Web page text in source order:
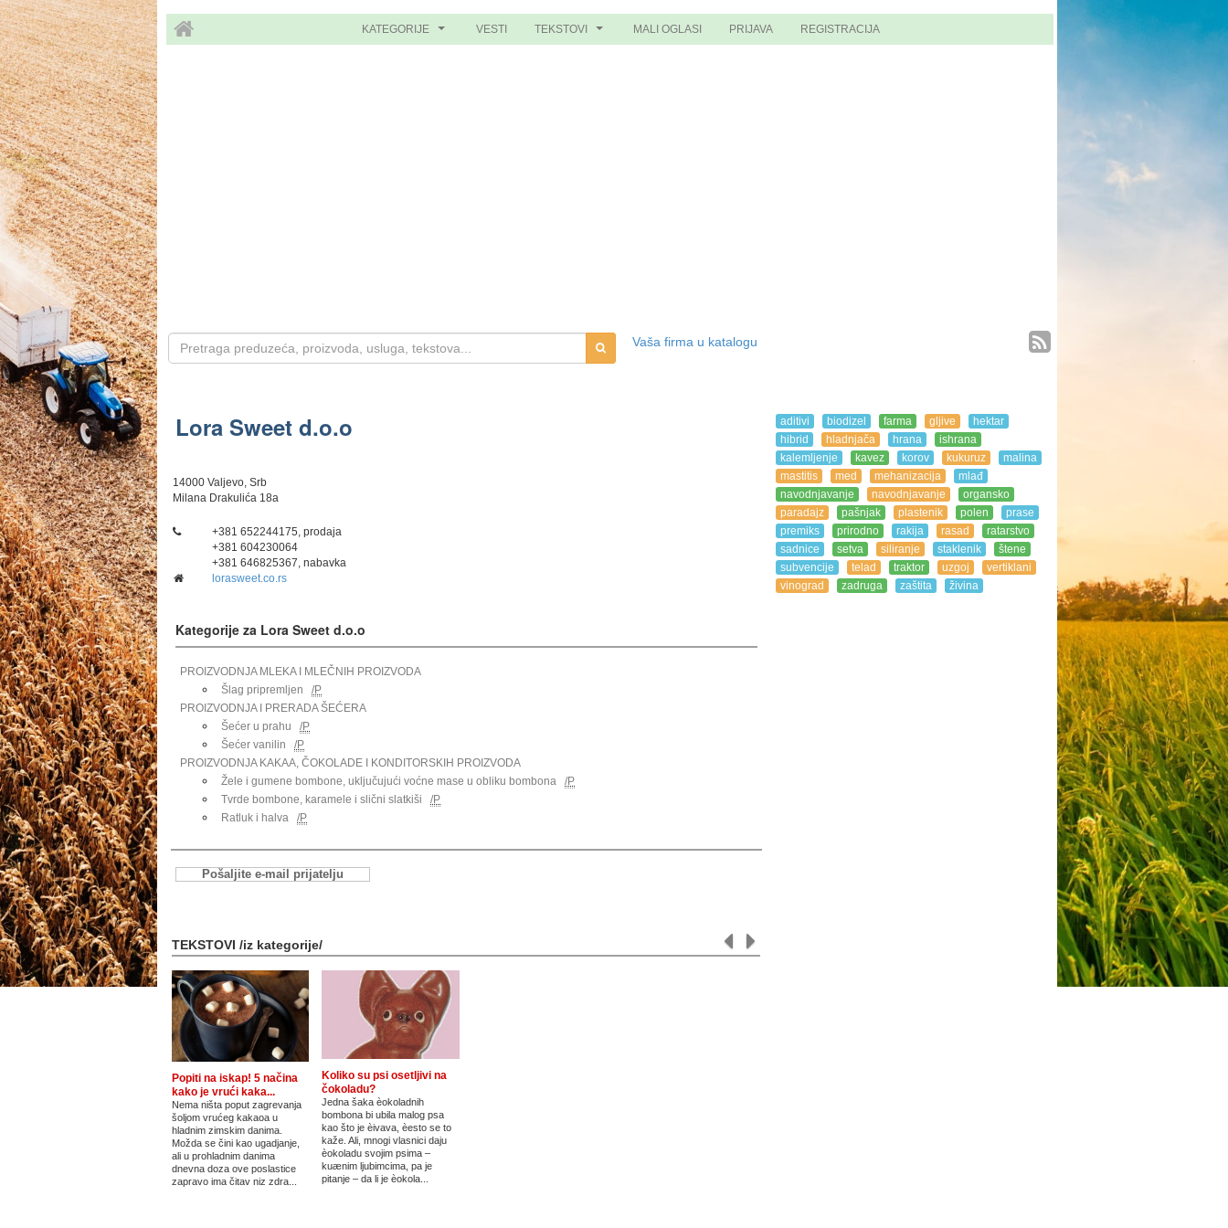
KATEGORIJE VESTI TEKSTOVI MALI OGLASI PRIJAVA REGISTRACIJA
Vaša firma u katalogu
Lora Sweet d.o.o
14000 Valjevo, Srb
Milana Drakulića 18a
+381 652244175, prodaja
+381 604230064
+381 646825367, nabavka
lorasweet.co.rs
Kategorije za Lora Sweet d.o.o
PROIZVODNJA MLEKA I MLEČNIH PROIZVODA
Šlag pripremljen
/P
PROIZVODNJA I PRERADA ŠEĆERA
Šećer u prahu
/P
Šećer vanilin
/P
PROIZVODNJA KAKAA, ČOKOLADE I KONDITORSKIH PROIZVODA
Žele i gumene bombone, uključujući voćne mase u obliku bombona
/P
Tvrde bombone, karamele i slični slatkiši
/P
Ratluk i halva
/P
Pošaljite e-mail prijatelju
TEKSTOVI /iz kategorije/
Popiti na iskap! 5 načina
kako je vrući kaka...
Nema ništa poput zagrevanja
šoljom vrućeg kakaoa u
hladnim zimskim danima.
Možda se čini kao ugadjanje,
ali u prohladnim danima
dnevna doza ove poslastice
zapravo ima čitav niz zdra...
Koliko su psi osetljivi na
čokoladu?
Jedna šaka èokoladnih
bombona bi ubila malog psa
kao što je èivava, èesto se to
kaže. Ali, mnogi vlasnici daju
èokoladu svojim psima –
kuænim ljubimcima, pa je
pitanje – da li je èokola...
aditivi biodizel farma gljive
hektar
hibrid
hladnjača hrana
ishrana
kalemljenje
kavez korov kukuruz
malina
mastitis
med mehanizacija
mlađ
navodnjavanje
navodnjavanje
organsko
paradajz
pašnjak plastenik polen
prase
premiks
prirodno rakija rasad
ratarstvo
sadnice
setva siliranje staklenik
štene
subvencije
telad traktor uzgoj
vertiklani
vinograd
zadruga zaštita živina